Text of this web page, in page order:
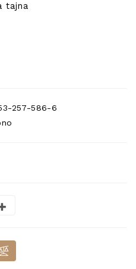
tajna
257-586-6